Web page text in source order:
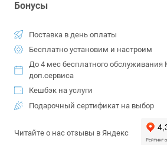
Бонусы
Поставка в день оплаты
Бесплатно установим и настроим
До 4 мес бесплатного обслуживания
доп.сервиса
Кешбэк на услуги
Подарочный сертификат на выбор
Читайте о нас отзывы в Яндекс